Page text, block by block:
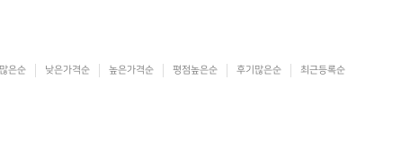
은순 낮은가격순 높은가격순 평점높은순 후기많은순 최근등록순